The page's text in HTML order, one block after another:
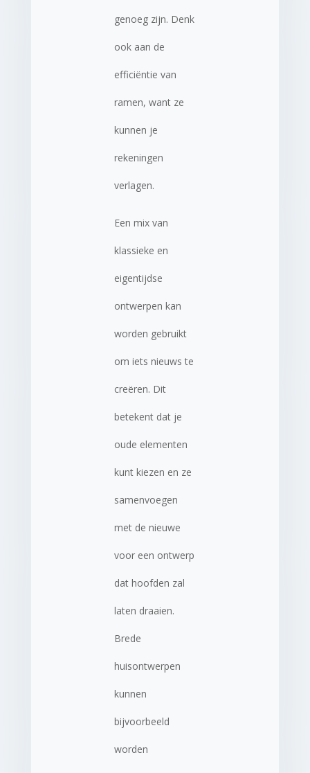
genoeg zijn. Denk
ook aan de
efficiëntie van
ramen, want ze
kunnen je
rekeningen
verlagen.
Een mix van
klassieke en
eigentijdse
ontwerpen kan
worden gebruikt
om iets nieuws te
creëren. Dit
betekent dat je
oude elementen
kunt kiezen en ze
samenvoegen
met de nieuwe
voor een ontwerp
dat hoofden zal
laten draaien.
Brede
huisontwerpen
kunnen
bijvoorbeeld
worden